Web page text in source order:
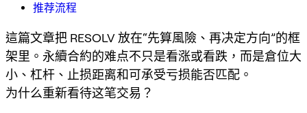
推荐流程
這篇文章把 RESOLV 放在“先算風險、再决定方向”的框
架里。永續合約的难点不只是看涨或看跌，而是倉位大
小、杠杆、止损距离和可承受亏损能否匹配。
为什么重新看待这笔交易？